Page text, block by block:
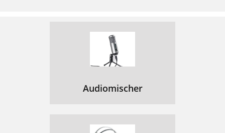
Audiomischer